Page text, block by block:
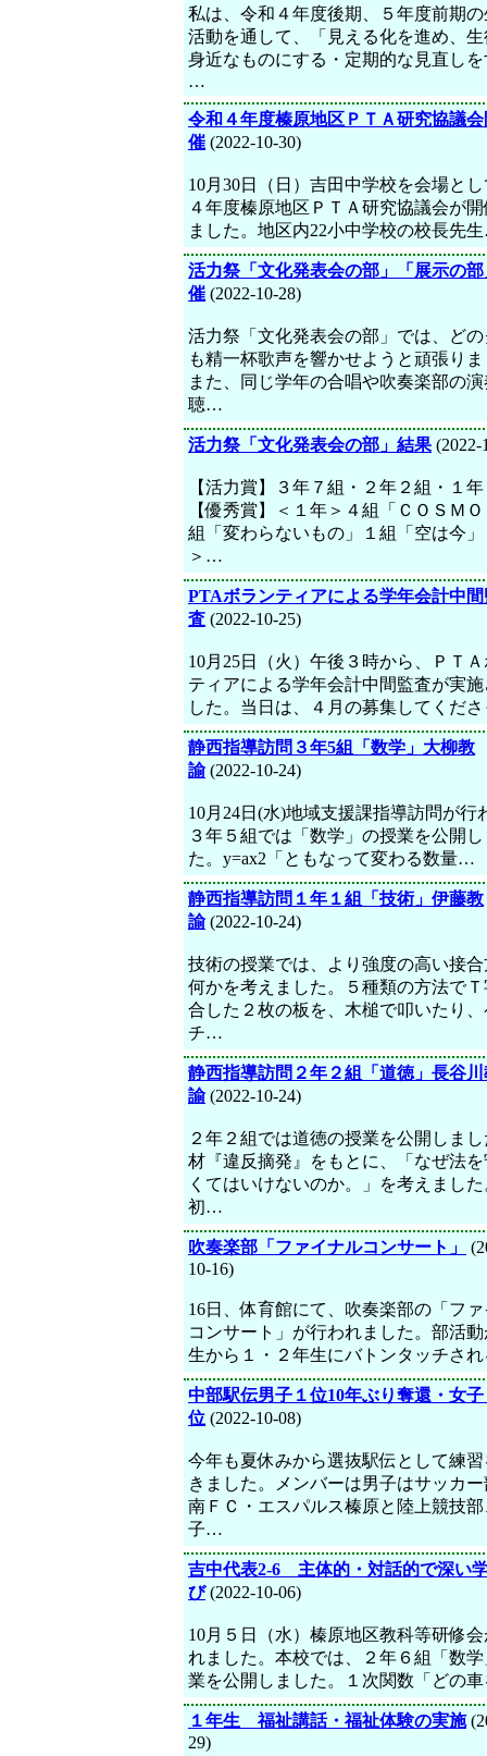
私は、令和４年度後期、５年度前期
活動を通して、「見える化を進め、
身近なものにする・定期的な見直し
…
令和４年度榛原地区ＰＴＡ研究協議会
催 (2022-10-30)
10月30日（日）吉田中学校を会場と
４年度榛原地区ＰＴＡ研究協議会が
ました。地区内22小中学校の校長先
活力祭「文化発表会の部」「展示の
催 (2022-10-28)
活力祭「文化発表会の部」では、ど
も精一杯歌声を響かせようと頑張り
また、同じ学年の合唱や吹奏楽部の
聴…
活力祭「文化発表会の部」結果 (2022-
【活力賞】３年７組・２年２組・１
【優秀賞】＜１年＞４組「ＣＯＳＭ
組「変わらないもの」１組「空は今
＞…
PTAボランティアによる学年会計中間
査 (2022-10-25)
10月25日（火）午後３時から、ＰＴ
ティアによる学年会計中間監査が実
した。当日は、４月の募集してくだ
静西指導訪問３年5組「数学」大柳教
諭(2022-10-24)
10月24日(水)地域支援課指導訪問が行
３年５組では「数学」の授業を公開
た。y=ax2「ともなって変わる数量…
静西指導訪問１年１組「技術」伊藤教
諭(2022-10-24)
技術の授業では、より強度の高い接
何かを考えました。５種類の方法で
合した２枚の板を、木槌で叩いたり
チ…
静西指導訪問２年２組「道徳」長谷川
諭(2022-10-24)
２年２組では道徳の授業を公開しま
材『違反摘発』をもとに、「なぜ法
くてはいけないのか。」を考えまし
初…
吹奏楽部「ファイナルコンサート」
10-16)
16日、体育館にて、吹奏楽部の「フ
コンサート」が行われました。部活
生から１・２年生にバトンタッチさ
中部駅伝男子１位10年ぶり奪還・女子
位 (2022-10-08)
今年も夏休みから選抜駅伝として練
きました。メンバーは男子はサッカ
南ＦＣ・エスパルス榛原と陸上競技
子…
吉中代表2-6 主体的・対話的で深い
び(2022-10-06)
10月５日（水）榛原地区教科等研修
れました。本校では、２年６組「数
業を公開しました。１次関数「どの
１年生 福祉講話・福祉体験の実施
29)